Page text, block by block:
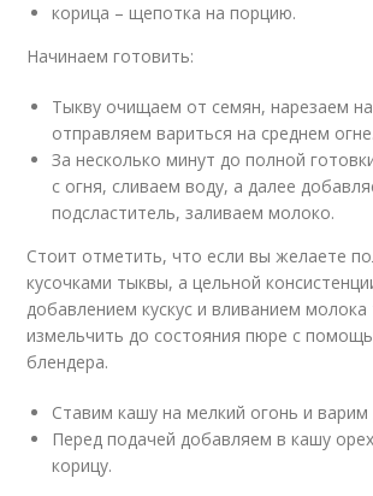
корица – щепотка на порцию.
Начинаем готовить:
Тыкву очищаем от семян, нарезаем
отправляем вариться на среднем огне.
За несколько минут до полной
с огня, сливаем воду, а далее
подсластитель, заливаем молоко.
Стоит отметить, что если вы желаете
кусочками тыквы, а цельной
добавлением кускус и вливанием молока
измельчить до состояния пюре с
блендера.
Ставим кашу на мелкий огонь и варим
Перед подачей добавляем в кашу
корицу.